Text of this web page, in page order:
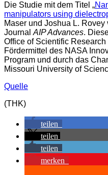
Die Studie mit dem Titel „
manipulators using
Maser und Joshua L.
Journal AIP Advances.
Office of Scientific
Fördermittel des NASA
Program und durch das
Missouri University of
Quelle
(THK)
teilen
teilen
teilen
merken